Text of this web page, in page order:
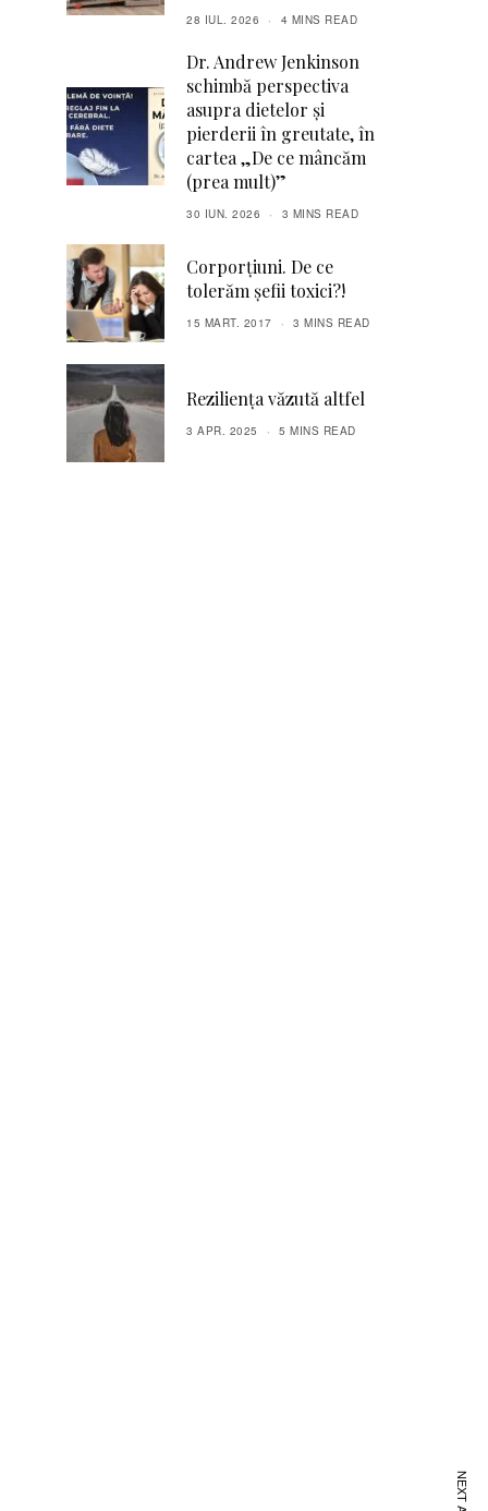
28 IUL. 2026 4 MINS READ
Dr. Andrew Jenkinson
schimbă perspectiva
asupra dietelor și
pierderii în greutate, în
cartea „De ce mâncăm
(prea mult)”
30 IUN. 2026 3 MINS READ
Corporțiuni. De ce
tolerăm șefii toxici?!
15 MART. 2017 3 MINS READ
Reziliența văzută altfel
3 APR. 2025 5 MINS READ